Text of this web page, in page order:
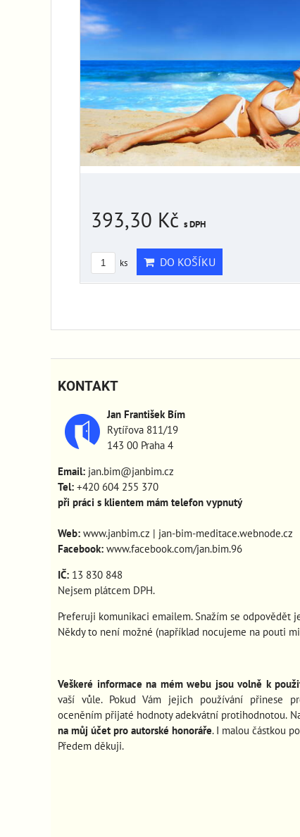
393,30 Kč s DPH
ks DO KOŠÍKU
KONTAKT
Jan František Bím
Rytířova 811/19
143 00 Praha 4
Email: jan.bim@janbim.cz
Tel: +420 604 255 370
při práci s klientem mám telefon vypnutý
Web: www.janbim.cz | jan-bim-meditace.webnode.cz
Facebook: www.facebook.com/jan.bim.96
IČ: 13 830 848
Nejsem plátcem DPH.
Preferuji komunikaci emailem. Snažím se odpovědět
Někdy to není možné (například nocujeme na pouti
Veškeré informace na mém webu jsou volně k
vaší vůle. Pokud Vám jejich používání přinese
oceněním přijaté hodnoty adekvátní protihodnotou.
na můj účet pro autorské honoráře. I malou částkou
Předem děkuji.